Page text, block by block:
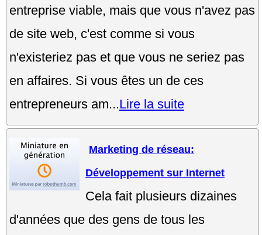
entreprise viable, mais que vous n'avez pas
de site web, c'est comme si vous
n'existeriez pas et que vous ne seriez pas
en affaires. Si vous êtes un de ces
entrepreneurs am...Lire la suite
Marketing de réseau:
Développement sur Internet
Cela fait plusieurs dizaines
d'années que des gens de tous les